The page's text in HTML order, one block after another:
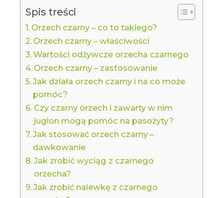
Spis treści
Orzech czarny – co to takiego?
Orzech czarny – właściwości
Wartości odżywcze orzecha czarnego
Orzech czarny – zastosowanie
Jak działa orzech czarny i na co może
pomóc?
Czy czarny orzech i zawarty w nim
juglon mogą pomóc na pasożyty?
Jak stosować orzech czarny –
dawkowanie
Jak zrobić wyciąg z czarnego
orzecha?
Jak zrobić nalewkę z czarnego